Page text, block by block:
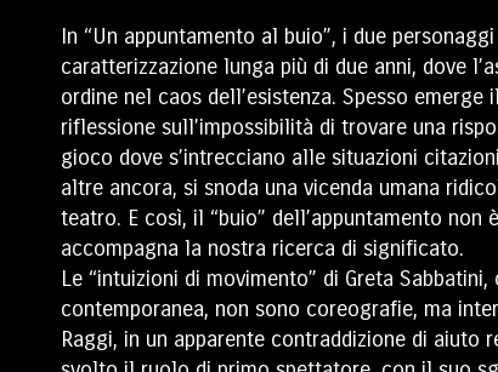
In “Un appuntamento al buio”, i due
caratterizzazione lunga più di due anni, dove
ordine nel caos dell’esistenza. Spesso
riflessione sull’impossibilità di trovare una
gioco dove s’intrecciano alle situazioni
altre ancora, si snoda una vicenda umana
teatro. E così, il “buio” dell’appuntamento
accompagna la nostra ricerca di significato.
Le “intuizioni di movimento” di Greta
contemporanea, non sono coreografie, ma
Raggi, in un apparente contraddizione di aiuto